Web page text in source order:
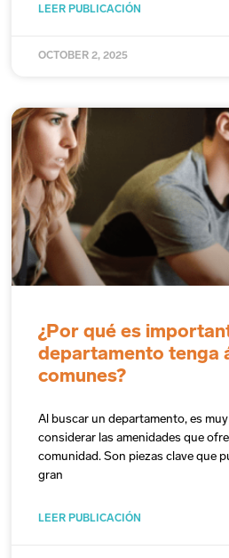
LEER PUBLICACIÓN
OCTOBER 2, 2025
¿Por qué es
departamento tenga
comunes?
Al buscar un departamento, es
considerar las amenidades que
comunidad. Son piezas clave que
gran
LEER PUBLICACIÓN